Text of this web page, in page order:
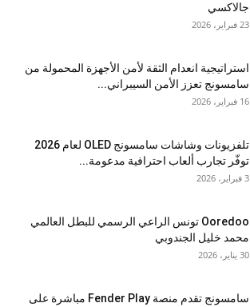
جالاكسي
23 فبراير، 2026
استراتيجية انعدام الثقة لأمن الأجهزة المحمولة من
سامسونج تعزز الأمن السيبراني...
16 فبراير، 2026
تلفزيونات وشاشات سامسونج OLED لعام 2026
توفّر تجارب ألعاب احترافية مدعومة...
3 فبراير، 2026
Ooredoo تونس الراعي الرسمي للبطل العالمي
محمد خليل الجندوبي
30 يناير، 2026
سامسونج تقدم منصة Fender Play مباشرة على